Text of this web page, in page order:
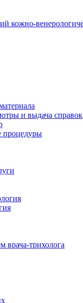
и выдача справок
процедуры
врача-трихолога